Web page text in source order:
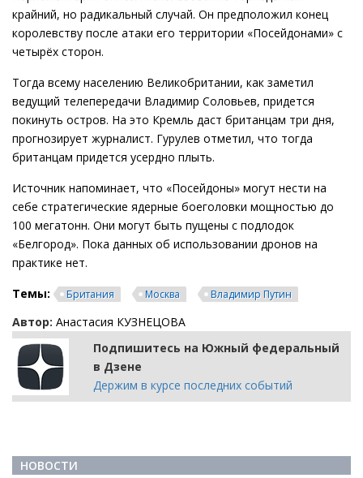
крайний, но радикальный случай. Он предположил конец
королевству после атаки его территории «Посейдонами» с
четырёх сторон.
Тогда всему населению Великобритании, как заметил
ведущий телепередачи Владимир Соловьев, придется
покинуть остров. На это Кремль даст британцам три дня,
прогнозирует журналист. Гурулев отметил, что тогда
британцам придется усердно плыть.
Источник напоминает, что «Посейдоны» могут нести на
себе стратегические ядерные боеголовки мощностью до
100 мегатонн. Они могут быть пущены с подлодок
«Белгород». Пока данных об использовании дронов на
практике нет.
Темы:
Британия Москва Владимир Путин
Автор: Анастасия КУЗНЕЦОВА
Подпишитесь на Южный федеральный
в Дзене
Держим в курсе последних событий
НОВОСТИ